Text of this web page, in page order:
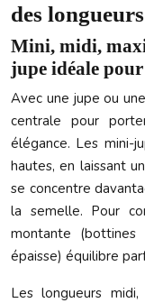
des longueurs
Mini, midi,
jupe idéale
Avec une jupe ou
centrale pour
élégance. Les mini-
hautes, en laissant
se concentre
la semelle. Pour
montante (bottines
épaisse) équilibre
Les longueurs